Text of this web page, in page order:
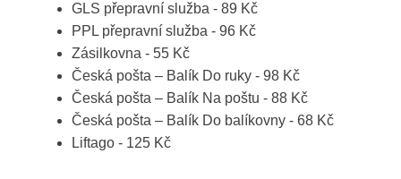
GLS přepravní služba - 89 Kč
PPL přepravní služba - 96 Kč
Zásilkovna - 55 Kč
Česká pošta – Balík Do ruky - 98 Kč
Česká pošta – Balík Na poštu - 88 Kč
Česká pošta – Balík Do balíkovny - 68 Kč
Liftago - 125 Kč